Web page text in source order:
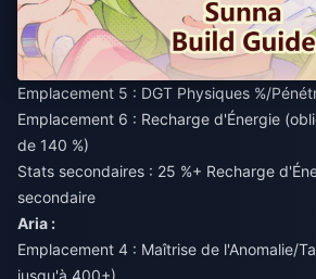
Emplacement 5 : DGT Physiques %/
Emplacement 6 : Recharge d'Énergie
de 140 %)
Stats secondaires : 25 %+ Recharge
secondaire
Aria :
Emplacement 4 : Maîtrise de l'Anomalie/